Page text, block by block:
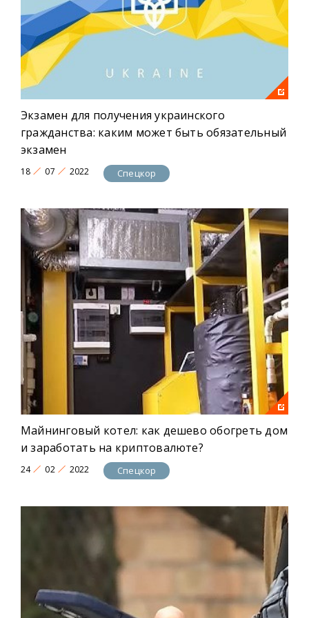
Экзамен для получения украинского
гражданства: каким может быть обязательный
экзамен
18 07 2022 Спецкор
Майнинговый котел: как дешево обогреть дом
и заработать на криптовалюте?
24 02 2022 Спецкор